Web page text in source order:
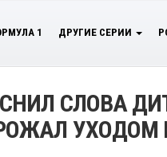
1 ДРУГИЕ СЕРИИ
СЛОВА
УХОДОМ